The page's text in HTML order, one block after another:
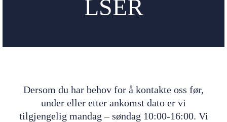
LSER
Dersom du har behov for å kontakte oss før,
under eller etter ankomst dato er vi
tilgjengelig mandag – søndag 10:00-16:00. Vi